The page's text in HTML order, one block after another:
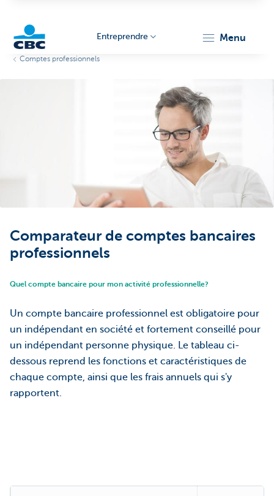
Entreprendre menu
Comptes professionnels
Comparateur de comptes bancaires
professionnels
Quel compte bancaire pour mon activité professionnelle?
Un compte bancaire professionnel est obligatoire pour
un indépendant en société et fortement conseillé pour
un indépendant personne physique. Le tableau ci-
dessous reprend les fonctions et caractéristiques de
chaque compte, ainsi que les frais annuels qui s'y
rapportent.